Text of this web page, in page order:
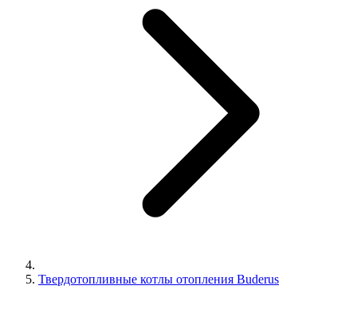
Твердотопливные котлы отопления Buderus